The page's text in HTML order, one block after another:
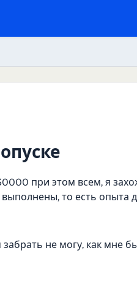
при этом всем, я
то есть опыта
не могу, как мне